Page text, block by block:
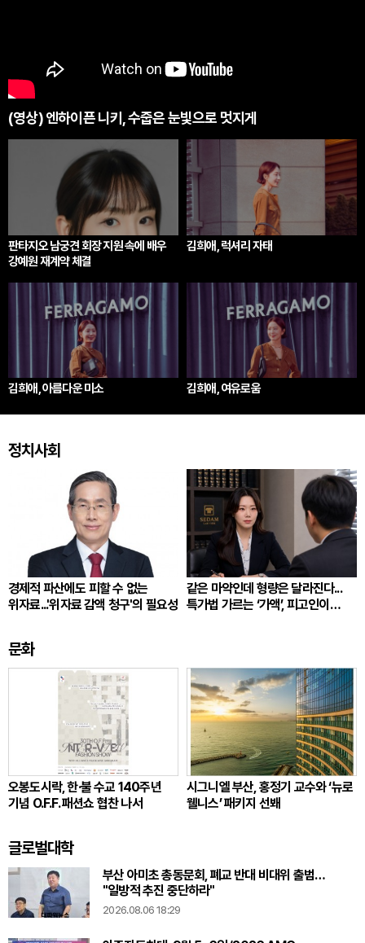
(영상) 엔하이픈 니키, 수줍은 눈빛으로 멋지게
판타지오 남궁견 회장 지원 속에 배우
강예원 재계약 체결
김희애, 럭셔리 자태
김희애, 아름다운 미소 김희애, 여유로움
정치사회
경제적 파산에도 피할 수 없는
위자료...'위자료 감액 청구'의 필요성
같은 마약인데 형량은 달라진다...
특가법 가르는 ‘가액’, 피고인이
문화
오봉도시락, 한·불 수교 140주년
기념 O.F.F. 패션쇼 협찬 나서
시그니엘 부산, 홍정기 교수와 ‘뉴로
웰니스’ 패키지 선봬
글로벌대학
부산 아미초 총동문회, 폐교 반대 비대위 출범…
"일방적 추진 중단하라"
2026.08.06 18:29